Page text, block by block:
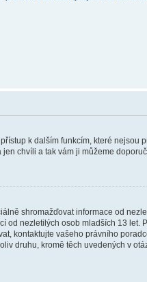
k dalším funkcím, které nejsou
chvíli a tak vám ji můžeme
shromažďovat informace od
nezletilých osob mladších 13 let.
kontaktujte vašeho právního
druhu, kromě těch uvedených v